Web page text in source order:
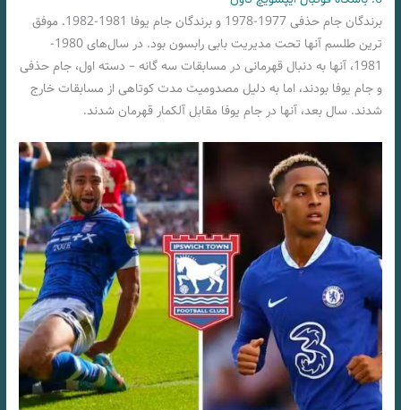
برندگان جام حذفی 1977-1978 و برندگان جام یوفا 1981-1982. موفق
ترین طلسم آنها تحت مدیریت بابی رابسون بود. در سال‌های 1980-
1981، آنها به دنبال قهرمانی در مسابقات سه گانه – دسته اول، جام حذفی
و جام یوفا بودند، اما به دلیل مصدومیت مدت کوتاهی از مسابقات خارج
شدند. سال بعد، آنها در جام یوفا مقابل آلکمار قهرمان شدند.